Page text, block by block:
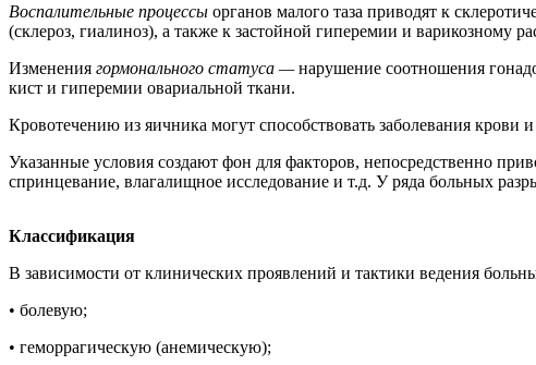
Воспалительные процессы органов малого таза приводят к
(склероз, гиалиноз), а также к застойной гиперемии и варикозному
Изменения гормонального статуса —нарушение соотношения
кист и гиперемии овариальной ткани.
Кровотечению из яичника могут способствовать заболевания
Указанные условия создают фон для факторов, непосредственно
спринцевание, влагалищное исследование и т.д. У ряда больных
Классификация
В зависимости от клинических проявлений и тактики ведения
• болевую;
• геморрагическую (анемическую);